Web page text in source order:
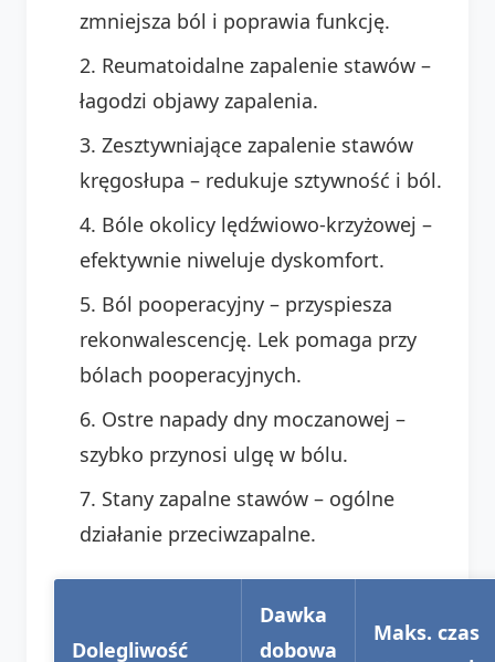
zmniejsza ból i poprawia funkcję.
Reumatoidalne zapalenie stawów –
łagodzi objawy zapalenia.
Zesztywniające zapalenie stawów
kręgosłupa – redukuje sztywność i ból.
Bóle okolicy lędźwiowo-krzyżowej –
efektywnie niweluje dyskomfort.
Ból pooperacyjny – przyspiesza
rekonwalescencję. Lek pomaga przy
bólach pooperacyjnych.
Ostre napady dny moczanowej –
szybko przynosi ulgę w bólu.
Stany zapalne stawów – ogólne
działanie przeciwzapalne.
Dolegliwość
Dawka
dobowa
Maks. czas